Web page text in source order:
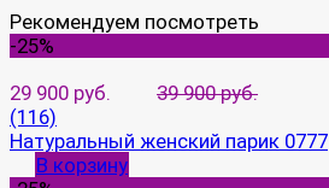
Рекомендуем посмотреть
-25%
29 900 руб.
39 900 руб.
(116)
Натуральный женский парик 0777
В корзину